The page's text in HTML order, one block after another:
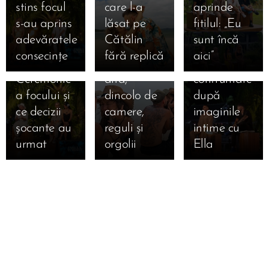
stins focul
s-au aprins
adevăratele
consecințe
care l-a
lăsat pe
Cătălin
fără replică
aprinde
fitilul: „Eu
sunt încă
aici” 🔥
s-au privit
Marian și
Bianca la
ultima
Ceremonie
a focului și
ce decizii
șocante au
urmat 🔥
inimile lui
Francesca
și Cristi
una spre
alta,
dincolo de
camere,
reguli și
orgolii
Bonfire
exploziv:
Andrei vs.
Teo, prima
confruntare
după
imaginile
intime cu
Ella 🔥